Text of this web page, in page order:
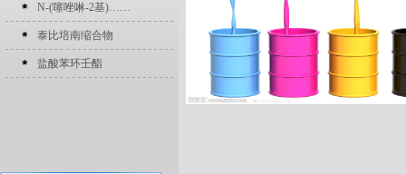
N-(噻唑啉-2基)……
泰比培南缩合物
盐酸苯环壬酯